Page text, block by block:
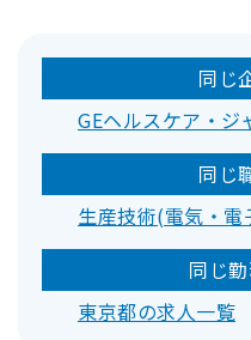
同じ
GEヘルスケア・
同じ
生産技術(電気・
同じ
東京都の求人一覧